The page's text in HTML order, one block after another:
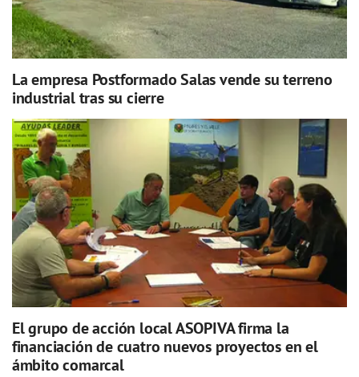
La empresa Postformado Salas vende su terreno
industrial tras su cierre
El grupo de acción local ASOPIVA firma la
financiación de cuatro nuevos proyectos en el
ámbito comarcal